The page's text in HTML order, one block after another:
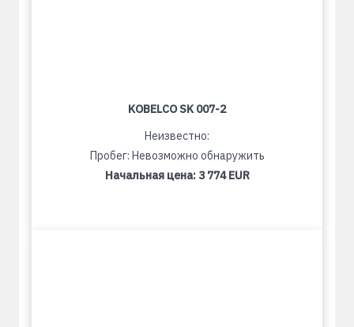
KOBELCO SK 007-2
Неизвестно:
Пробег: Невозможно обнаружить
Начальная цена: 3 774 EUR